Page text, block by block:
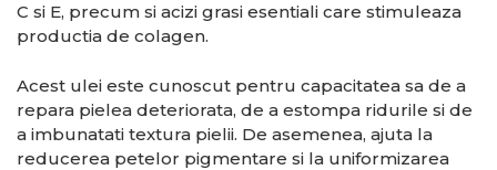
C si E, precum si acizi grasi esentiali care stimuleaza
productia de colagen.
Acest ulei este cunoscut pentru capacitatea sa de a
repara pielea deteriorata, de a estompa ridurile si de
a imbunatati textura pielii. De asemenea, ajuta la
reducerea petelor pigmentare si la uniformizarea